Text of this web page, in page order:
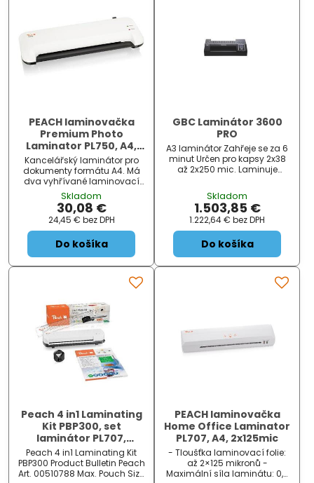
PEACH laminovačka
Premium Photo
Laminator PL750, A4,
2x125mic,
Kancelářský laminátor pro
dokumenty formátu A4. Má
dva vyhřívané laminovací
válce s automaticky řízenou
teplotou, které dokáží
pracovat s fólií silnou až 2x
125 micronů a dokáží
zalaminovat dokument o síle
až 0,5 mm. Zahřívací doba
se pohybuje kolem 3 min
Skladom
30,08 €
24,45 € bez DPH
Do košíka
GBC Laminátor 3600
PRO
A3 laminátor Zahřeje se za 6
minut Určen pro kapsy 2x38
až 2x250 mic. Laminuje
identifikační průkazky až po
formát A3 Zásobník na kapsy
pro nepravidelné tvary a
nestandardní materiály
Skladom
1.503,85 €
1.222,64 € bez DPH
Do košíka
Peach 4 in1 Laminating
Kit PBP300, set
laminátor PL707,
řezačka PC100-04, mix
folií a zařezávač rožků
Peach 4 in1 Laminating Kit
PBP300 Product Bulletin Peach
Art. 00510788 Max. Pouch Size
PEACH laminovačka
Home Office Laminator
PL707, A4, 2x125mic
- Tloušťka laminovací folie:
až 2×125 mikronů -
Maximální síla laminátu: 0,5